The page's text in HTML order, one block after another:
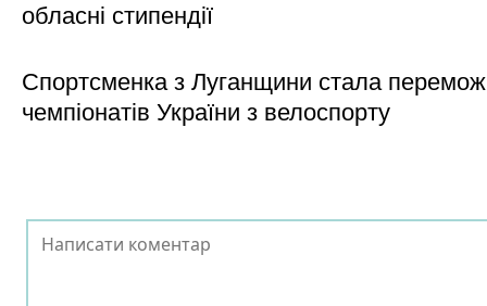
обласні стипендії
Спортсменка з Луганщини стала
чемпіонатів України з велоспорту